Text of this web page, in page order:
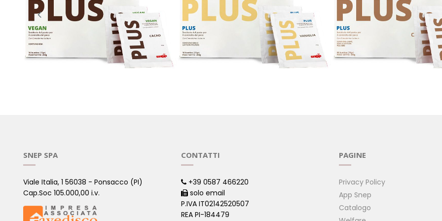
SNEP SPA
Viale Italia, 1 56038 - Ponsacco (PI)
Cap.Soc 105.000,00 i.v.
CONTATTI
+39 0587 466220
solo email
P.IVA IT02142520507
REA PI-184479
PAGINE
Privacy Policy
App Snep
Catalogo